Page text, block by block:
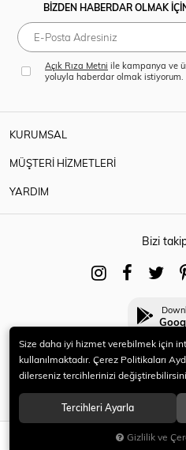
SEPETE
BİZDEN HABERDAR OLMAK
Açık Rıza Metni ile kampanya ve
yoluyla haberdar olmak istiyorum.
KURUMSAL
MÜŞTERİ HİZMETLERİ
YARDIM
Bizi
© 2021 HERYENİ.
Size daha iyi hizmet verebilmek için
kullanılmaktadır. Çerez Politikaları
dilerseniz tercihlerinizi
Tercihleri Ayarla
Gizlilik ve